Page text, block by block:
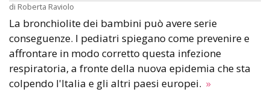
di Roberta Raviolo
La bronchiolite dei bambini può avere serie
conseguenze. I pediatri spiegano come prevenire e
affrontare in modo corretto questa infezione
respiratoria, a fronte della nuova epidemia che sta
colpendo l'Italia e gli altri paesi europei. »